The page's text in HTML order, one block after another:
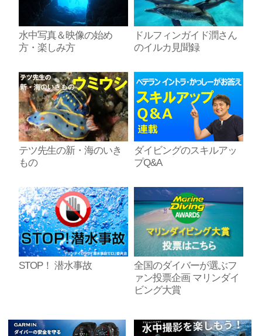
水中写真＆映像の始め
方・楽しみ方
ドルフィンガイド潤さん
のイルカ見聞録
テツ先生の新・海のいき
もの
ダイビングのスキルアッ
プQ&A
STOP！ 潜水事故
全国のダイバーが選ぶフ
ァン投票企画 マリンダイ
ビング大賞